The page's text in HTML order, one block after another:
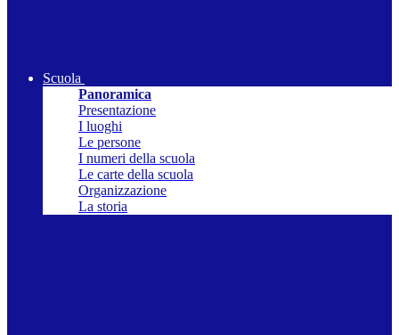
Scuola
Panoramica
Presentazione
I luoghi
Le persone
I numeri della scuola
Le carte della scuola
Organizzazione
La storia